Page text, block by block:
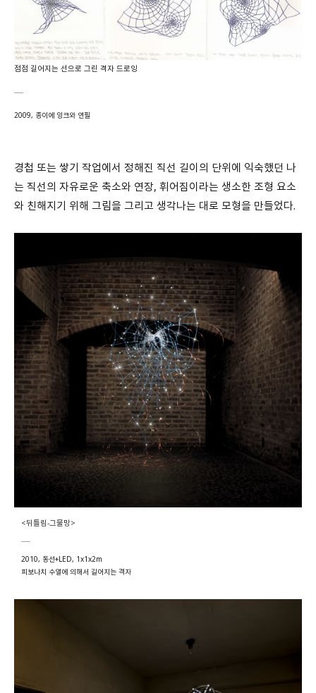
점점 길어지는 선으로 그린 격자 드로잉
2009, 종이에 잉크와 연필
경첩 또는 쌓기 작업에서 정해진 직선 길이의 단위에 익숙했던 나
는 직선의 자유로운 축소와 연장, 휘어짐이라는 생소한 조형 요소
와 친해지기 위해 그림을 그리고 생각나는 대로 모형을 만들었다.
<뒤틀림-그물망>
2010, 동선+LED, 1x1x2m
피보나치 수열에 의해서 길어지는 격자